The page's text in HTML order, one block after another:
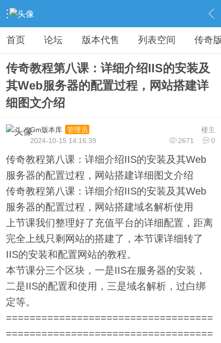
› 教程广告专区 › 视屏教程学习 › 内容
首页 论坛 版本代售 列表空间 传奇
传奇教程第八课：详细介绍IIS的安装及
其Web服务器的配置过程，网站搭建详
细图文介绍
楼主
Gm版本库
管理员
2671
0
2024-10-15 14:16:39
传奇教程第八课：详细介绍IIS的安装及其Web
服务器的配置过程，网站搭建详细图文介绍
传奇教程第八课：详细介绍IIS的安装及其Web
服务器的配置过程，网站搭建域名解析使用
上节课我们整理好了充值平台的详细配置，距离
完全上线只剩网站的搭建了，本节课详细转了
IIS的安装和配置网站的教程。
本节课分三个区块，一是IIS在服务器的安装，
二是IIS的配置和使用，三是域名解析，过白绑
定等。
===================================
===================================